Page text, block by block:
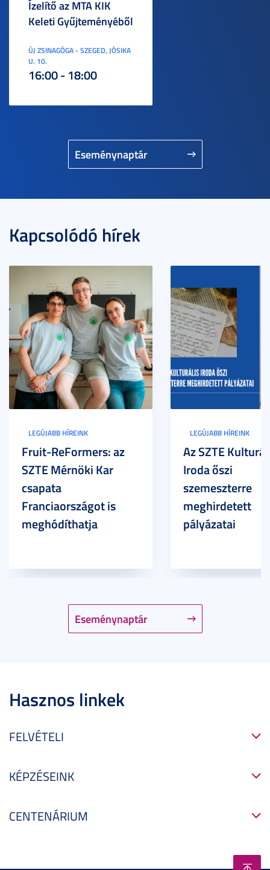
Eseménynaptár
Ízelítő az MTA KIK
Keleti Gyűjteményéből
ÚJ ZSINAGÓGA - SZEGED, JÓSIKA
U. 10.
16:00 - 18:00
Kapcsolódó hírek
Eseménynaptár
LEGÚJABB HÍREINK
Fruit-ReFormers: az
SZTE Mérnöki Kar
csapata
Franciaországot is
meghódíthatja
LEGÚJABB HÍREINK
Az SZTE
Iroda őszi
szemeszterre
meghirdetett
pályázatai
Hasznos linkek
FELVÉTELI
KÉPZÉSEINK
CENTENÁRIUM